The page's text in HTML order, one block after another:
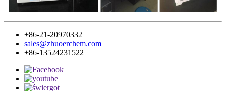
+86-21-20970332
sales@zhuoerchem.com
+86-13524231522